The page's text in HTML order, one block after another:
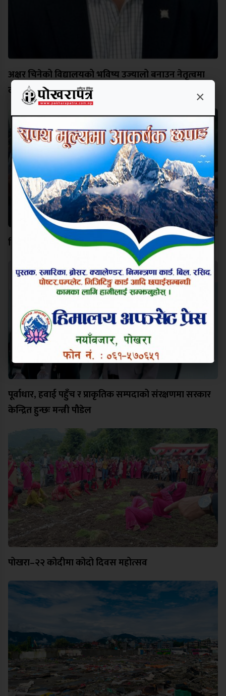
अक्षर चिनेको विद्यालयको भविष्य उज्यालो बनाउन नेतृत्वमा
दीपक कार्की
विश्व कीर्तिमानी पर्वतारोही निम्स दाईप्रति पोखरामा श्रद्धाञ्जली
पूर्वाधार, हवाई पहुँच र प्राकृतिक सम्पदाको संरक्षणमा सरकार
केन्द्रित हुन्छः मन्त्री पौडेल
पोखरा–२२ कोदीमा कोदो दिवस महोत्सव
×